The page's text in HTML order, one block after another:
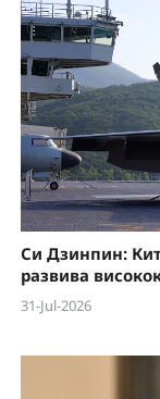
Си Дзинпин:
развива
31-Jul-2026